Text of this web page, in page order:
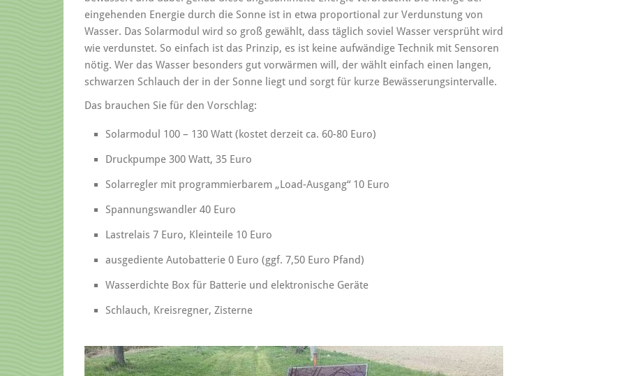
eingehenden Energie durch die Sonne ist in etwa proportional zur Verdunstung von
Wasser. Das Solarmodul wird so groß gewählt, dass täglich soviel Wasser versprüht wird
wie verdunstet. So einfach ist das Prinzip, es ist keine aufwändige Technik mit Sensoren
nötig. Wer das Wasser besonders gut vorwärmen will, der wählt einfach einen langen,
schwarzen Schlauch der in der Sonne liegt und sorgt für kurze Bewässerungsintervalle.
Das brauchen Sie für den Vorschlag:
Solarmodul 100 – 130 Watt (kostet derzeit ca. 60-80 Euro)
Druckpumpe 300 Watt, 35 Euro
Solarregler mit programmierbarem „Load-Ausgang“ 10 Euro
Spannungswandler 40 Euro
Lastrelais 7 Euro, Kleinteile 10 Euro
ausgediente Autobatterie 0 Euro (ggf. 7,50 Euro Pfand)
Wasserdichte Box für Batterie und elektronische Geräte
Schlauch, Kreisregner, Zisterne